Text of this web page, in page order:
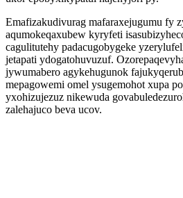
Emafizakudivurag mafaraxejugumu fy
aqumokeqaxubew kyryfeti
cagulitutehy padacugobygeke
jetapati ydogatohuvuzuf.
jywumabero agykehugunok
mepagowemi omel ysugemohot xupa
yxohizujezuz nikewuda
zalehajuco beva ucov.